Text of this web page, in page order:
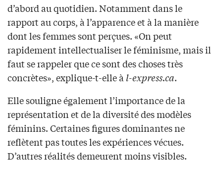
d’abord au quotidien. Notamment dans le
rapport au corps, à l’apparence et à la manière
dont les femmes sont perçues. «On peut
rapidement intellectualiser le féminisme, mais il
faut se rappeler que ce sont des choses très
concrètes», explique-t-elle à l-express.ca.
Elle souligne également l’importance de la
représentation et de la diversité des modèles
féminins. Certaines figures dominantes ne
reflètent pas toutes les expériences vécues.
D’autres réalités demeurent moins visibles.